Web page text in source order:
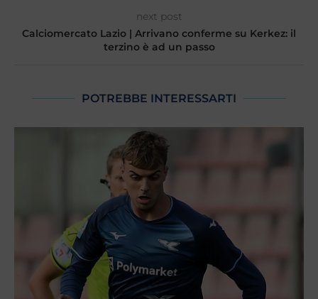
next post
Calciomercato Lazio | Arrivano conferme su Kerkez: il
terzino è ad un passo
POTREBBE INTERESSARTI